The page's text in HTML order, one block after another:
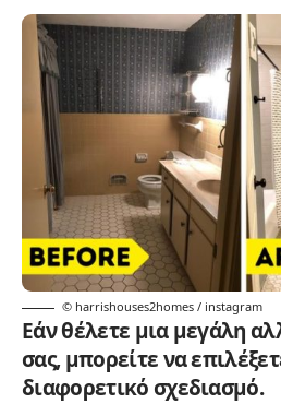
© harrishouses2homes / instagram
Εάν θέλετε μια μεγάλη
σας, μπορείτε να
διαφορετικό σχεδιασμό.